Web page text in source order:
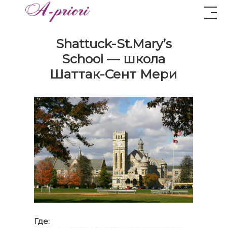
Shattuck-St.Mary’s
School — школа
Шаттак-Сент Мери
Где: